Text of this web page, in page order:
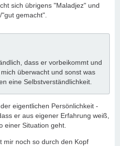
sich übrigens "Maladjez" und
gemacht".
dass er vorbeikommt und
überwacht und sonst was
eine Selbstverständlichkeit.
eigentlichen Persönlichkeit -
er aus eigener Erfahrung weiß,
einer Situation geht.
mir noch so durch den Kopf